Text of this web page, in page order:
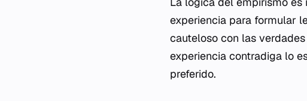
experiencia para formular
cauteloso con las
experiencia contradiga lo
preferido.